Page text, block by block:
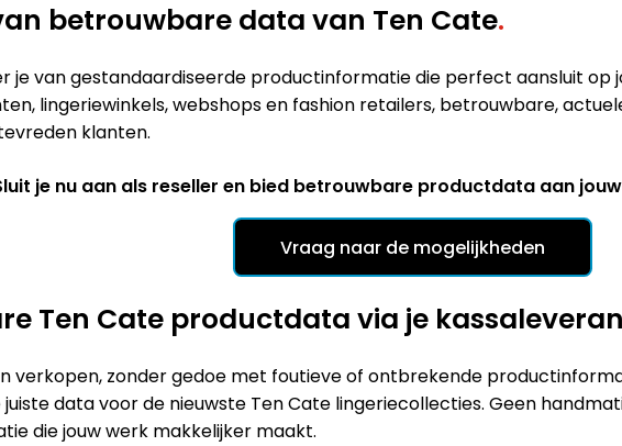
betrouwbare data van Ten Cate.
je van gestandaardiseerde productinformatie die perfect aansluit op
lingeriewinkels, webshops en fashion retailers, betrouwbare,
klanten.
je nu aan als reseller en bied betrouwbare productdata aan
Vraag naar de mogelijkheden
Ten Cate productdata via je
verkopen, zonder gedoe met foutieve of ontbrekende
data voor de nieuwste Ten Cate lingeriecollecties. Geen
die jouw werk makkelijker maakt.